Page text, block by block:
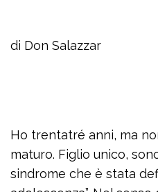
di Don Salazzar
Ho trentatré anni, ma
maturo. Figlio unico,
sindrome che è stata